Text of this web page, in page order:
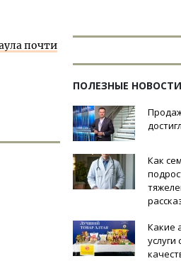
почти
ПОЛЕЗНЫЕ НОВОСТИ
Как
Какие